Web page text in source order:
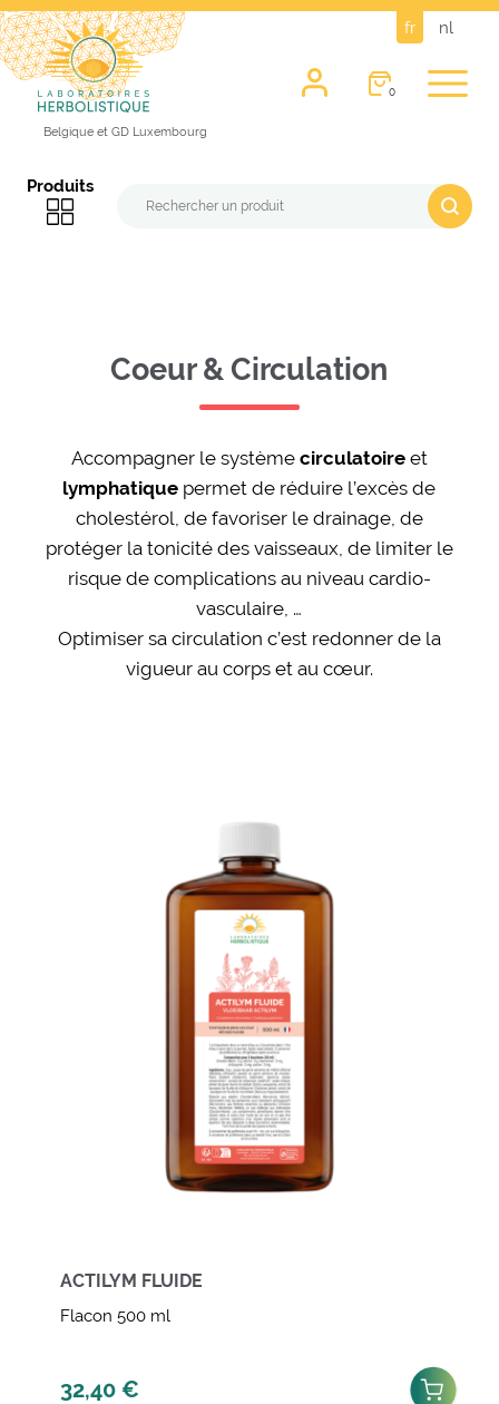
fr nl
Belgique et GD Luxembourg
0
Produits
Coeur & Circulation
Accompagner le système circulatoireet
lymphatique permet de réduire l’excès de
cholestérol, de favoriser le drainage, de
protéger la tonicité des vaisseaux, de limiter le
risque de complications au niveau cardio-
vasculaire, …
Optimiser sa circulation c’est redonner de la
vigueur au corps et au cœur.
ACTILYM FLUIDE
Flacon 500 ml
32,40 €